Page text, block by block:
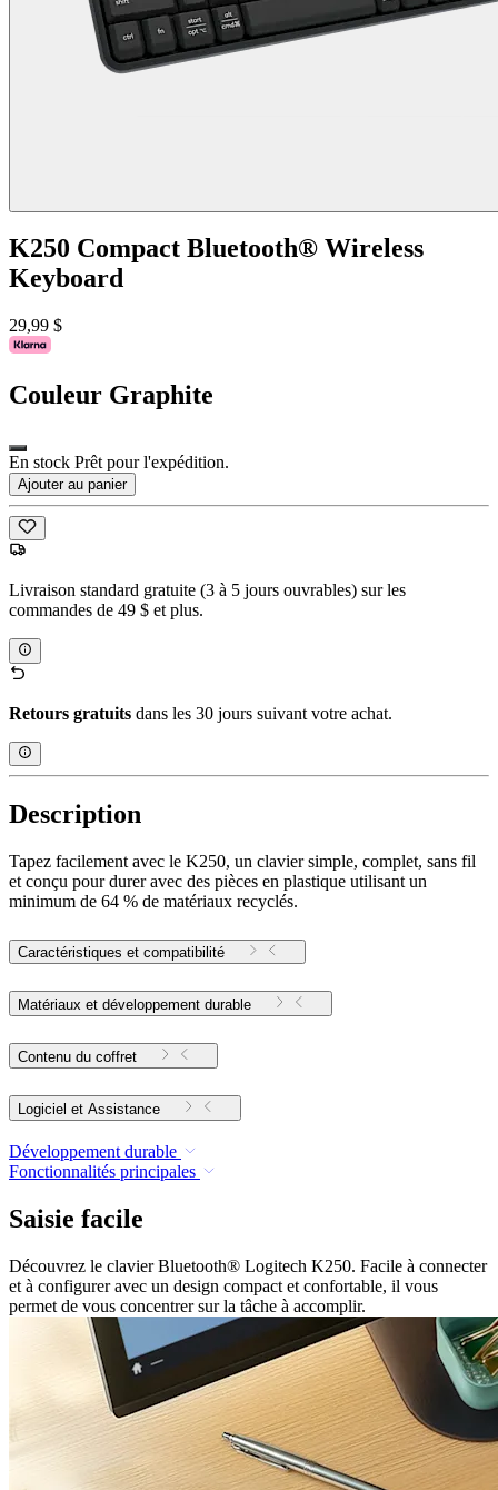
K250 Compact Bluetooth® Wireless
Keyboard
29,99 $
Couleur Graphite
En stock Prêt pour l'expédition.
Ajouter au panier
Livraison standard gratuite (3 à 5 jours ouvrables) sur les
commandes de 49 $ et plus.
Retours gratuits dans les 30 jours suivant votre achat.
Description
Tapez facilement avec le K250, un clavier simple, complet, sans fil
et conçu pour durer avec des pièces en plastique utilisant un
minimum de 64 % de matériaux recyclés.
Caractéristiques et compatibilité
Matériaux et développement durable
Contenu du coffret
Logiciel et Assistance
Développement durable
Fonctionnalités principales
Saisie facile
Découvrez le clavier Bluetooth® Logitech K250. Facile à connecter
et à configurer avec un design compact et confortable, il vous
permet de vous concentrer sur la tâche à accomplir.